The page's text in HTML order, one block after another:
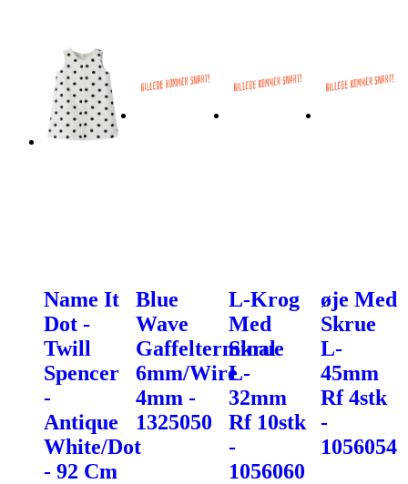
Name It
Dot -
Twill
Spencer
-
Antique
White/Dot
- 92 Cm
Blue
Wave
Gaffelterminal
6mm/Wire
4mm -
1325050
L-Krog
Med
Skrue
L-
32mm
Rf 10stk
-
1056060
øje Med
Skrue
L-
45mm
Rf 4stk
-
1056054